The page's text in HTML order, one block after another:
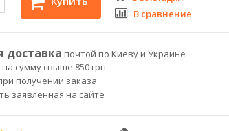
В сравнение
доставка почтой по Киеву и Украине
сумму свыше 850 грн
получении заказа
заявленная на сайте